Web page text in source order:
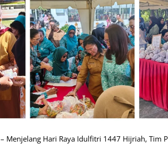
– Menjelang Hari Raya Idulfitri 1447 Hijriah, Tim